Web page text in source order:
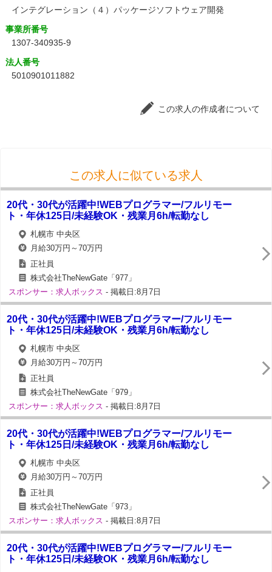
インテグレーション（４）パッケージソフトウェア開発
事業所番号
1307-340935-9
法人番号
5010901011882
この求人の作成者について
この求人に似ている求人
20代・30代が活躍中!WEBプログラマー/フルリモー
ト・年休125日/未経験OK・残業月6h/転勤なし
札幌市 中央区
月給30万円～70万円
正社員
株式会社TheNewGate「977」
スポンサー：求人ボックス - 掲載日:8月7日
20代・30代が活躍中!WEBプログラマー/フルリモー
ト・年休125日/未経験OK・残業月6h/転勤なし
札幌市 中央区
月給30万円～70万円
正社員
株式会社TheNewGate「979」
スポンサー：求人ボックス - 掲載日:8月7日
20代・30代が活躍中!WEBプログラマー/フルリモー
ト・年休125日/未経験OK・残業月6h/転勤なし
札幌市 中央区
月給30万円～70万円
正社員
株式会社TheNewGate「973」
スポンサー：求人ボックス - 掲載日:8月7日
20代・30代が活躍中!WEBプログラマー/フルリモー
ト・年休125日/未経験OK・残業月6h/転勤なし